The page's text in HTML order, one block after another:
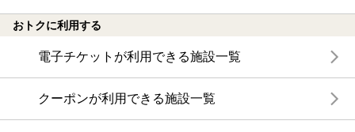
おトクに利用する
電子チケットが利用できる施設一覧
クーポンが利用できる施設一覧